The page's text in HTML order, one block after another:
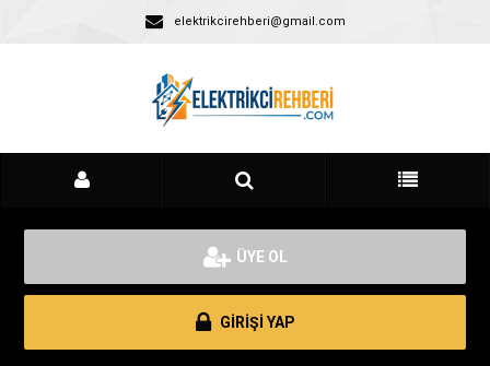
elektrikcirehberi@gmail.com
ÜYE OL
GİRİŞİ YAP